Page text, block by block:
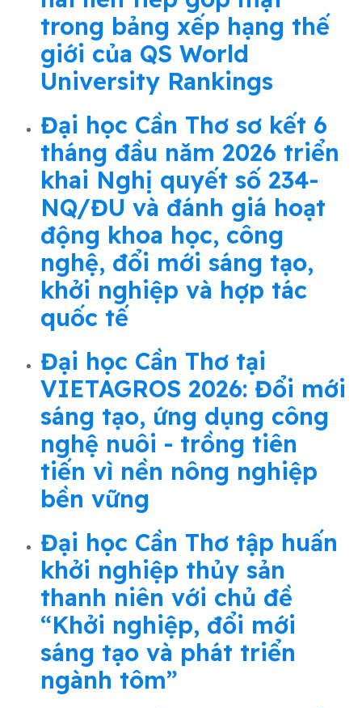
trong bảng xếp hạng thế
giới của QS World
University Rankings
Đại học Cần Thơ sơ kết 6
tháng đầu năm 2026 triển
khai Nghị quyết số 234-
NQ/ĐU và đánh giá hoạt
động khoa học, công
nghệ, đổi mới sáng tạo,
khởi nghiệp và hợp tác
quốc tế
Đại học Cần Thơ tại
VIETAGROS 2026: Đổi mới
sáng tạo, ứng dụng công
nghệ nuôi - trồng tiên
tiến vì nền nông nghiệp
bền vững
Đại học Cần Thơ tập huấn
khởi nghiệp thủy sản
thanh niên với chủ đề
“Khởi nghiệp, đổi mới
sáng tạo và phát triển
ngành tôm”